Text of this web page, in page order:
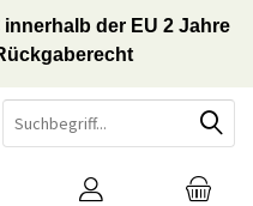
der EU 2 Jahre